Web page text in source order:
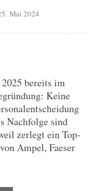
Mai 2024
bereits im
Keine
Nachfolge sind
zerlegt ein Top-
Ampel, Faeser